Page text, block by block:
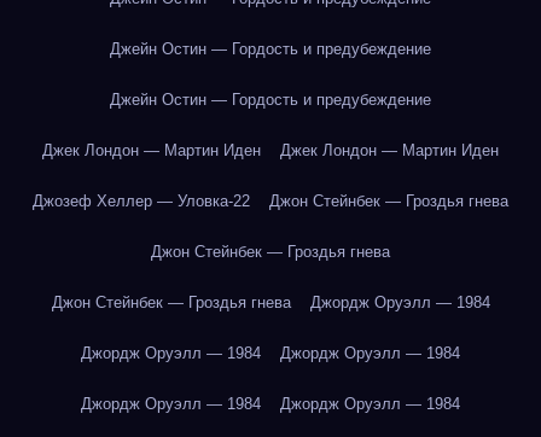
Джейн Остин — Гордость и предубеждение
Джейн Остин — Гордость и предубеждение
Джек Лондон — Мартин Иден Джек Лондон — Мартин Иден
Джозеф Хеллер — Уловка-22 Джон Стейнбек — Гроздья гнева
Джон Стейнбек — Гроздья гнева
Джон Стейнбек — Гроздья гнева Джордж Оруэлл — 1984
Джордж Оруэлл — 1984 Джордж Оруэлл — 1984
Джордж Оруэлл — 1984 Джордж Оруэлл — 1984